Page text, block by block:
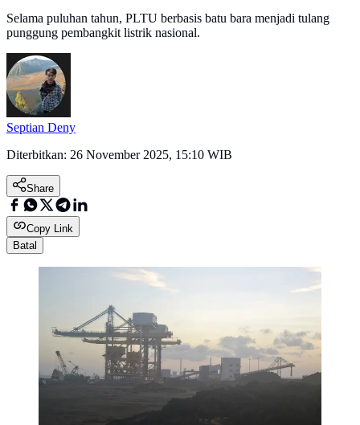
Selama puluhan tahun, PLTU berbasis batu bara menjadi tulang
punggung pembangkit listrik nasional.
Septian Deny
Diterbitkan: 26 November 2025, 15:10 WIB
Share
Copy Link
Batal